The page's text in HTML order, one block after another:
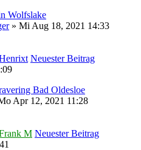
Wolfslake
» Mi Aug 18, 2021 14:33
Neuester Beitrag
Bad Oldesloe
Apr 12, 2021 11:28
M Neuester Beitrag